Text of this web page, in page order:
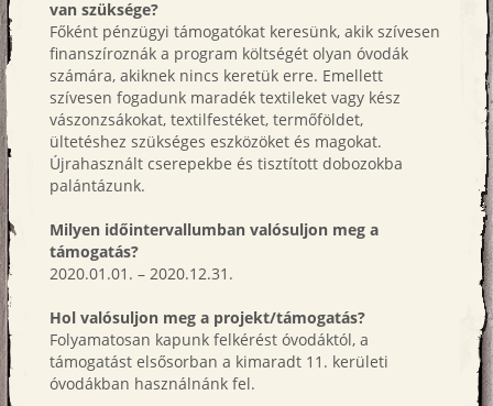
van szüksége?
Főként pénzügyi támogatókat keresünk, akik szívesen
finanszíroznák a program költségét olyan óvodák
számára, akiknek nincs keretük erre. Emellett
szívesen fogadunk maradék textileket vagy kész
vászonzsákokat, textilfestéket, termőföldet,
ültetéshez szükséges eszközöket és magokat.
Újrahasznált cserepekbe és tisztított dobozokba
palántázunk.
Milyen időintervallumban valósuljon meg a
támogatás?
2020.01.01. – 2020.12.31.
Hol valósuljon meg a projekt/támogatás?
Folyamatosan kapunk felkérést óvodáktól, a
támogatást elsősorban a kimaradt 11. kerületi
óvodákban használnánk fel.